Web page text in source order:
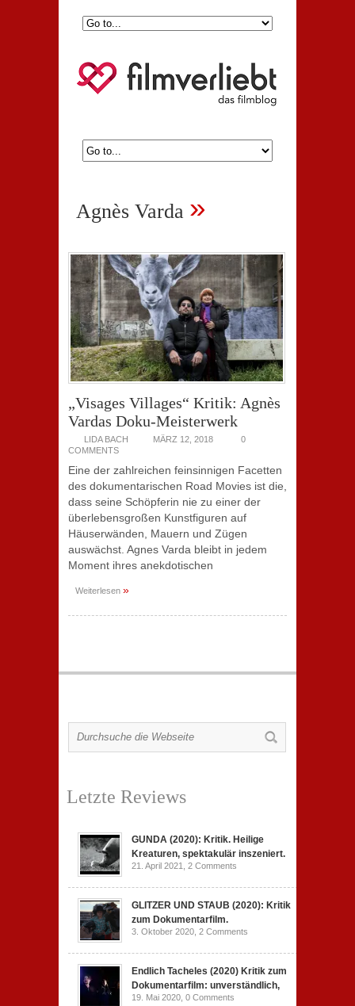
Agnès Varda »
„Visages Villages“ Kritik: Agnès
Vardas Doku-Meisterwerk
LIDA BACH MÄRZ 12, 2018
0
COMMENTS
Eine der zahlreichen feinsinnigen Facetten
des dokumentarischen Road Movies ist die,
dass seine Schöpferin nie zu einer der
überlebensgroßen Kunstfiguren auf
Häuserwänden, Mauern und Zügen
auswächst. Agnes Varda bleibt in jedem
Moment ihres anekdotischen
Weiterlesen »
Letzte Reviews
GUNDA (2020): Kritik. Heilige
Kreaturen, spektakulär inszeniert.
21. April 2021, 2 Comments
GLITZER UND STAUB (2020): Kritik
zum Dokumentarfilm.
3. Oktober 2020, 2 Comments
Endlich Tacheles (2020) Kritik zum
Dokumentarfilm: unverständlich,
19. Mai 2020, 0 Comments